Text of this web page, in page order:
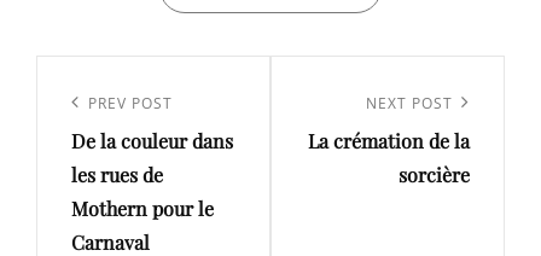
l’article
Previous
Post
PREV POST
De la couleur dans
les rues de
Mothern pour le
Carnaval
Post
NEXT POST
La crémation de la
sorcière